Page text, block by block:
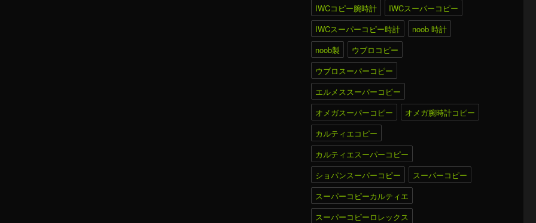
IWCコピー腕時計
IWCスーパーコピー
IWCスーパーコピー時計
noob 時計
noob製
ウブロコピー
ウブロスーパーコピー
エルメススーパーコピー
オメガスーパーコピー
オメガ腕時計コピー
カルティエコピー
カルティエスーパーコピー
ショパンスーパーコピー
スーパーコピー
スーパーコピーカルティエ
スーパーコピーロレックス